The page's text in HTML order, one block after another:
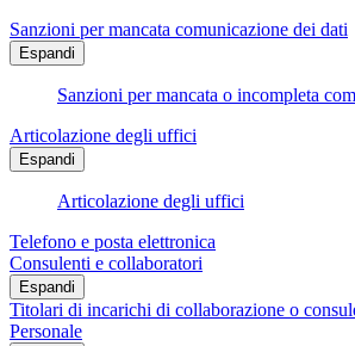
Sanzioni per mancata comunicazione dei dati
Espandi
Sanzioni per mancata o incompleta
Articolazione degli uffici
Espandi
Articolazione degli uffici
Telefono e posta elettronica
Consulenti e collaboratori
Espandi
Titolari di incarichi di collaborazione o
Personale